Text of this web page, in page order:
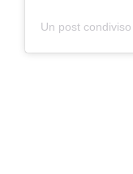
Un post